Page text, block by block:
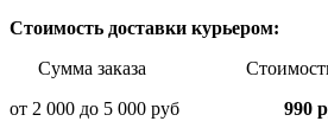
Стоимость доставки курьером:
Сумма заказа Стоимость
от 2 000 до 5 000 руб
990